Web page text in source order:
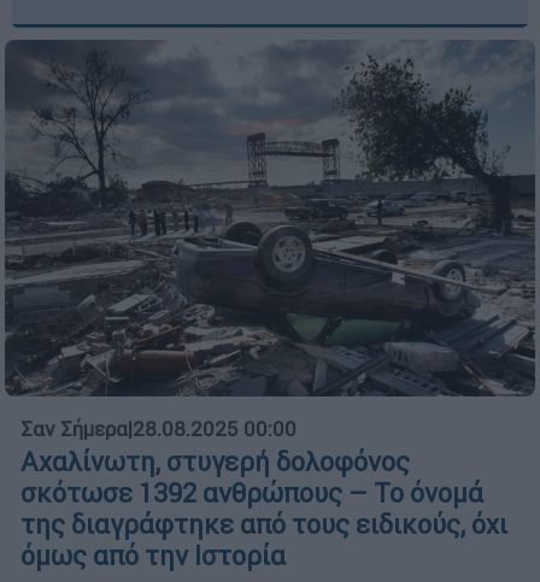
Σαν Σήμερα|28.08.2025 00:00
Αχαλίνωτη, στυγερή δολοφόνος
σκότωσε 1392 ανθρώπους – Το όνομά
της διαγράφτηκε από τους ειδικούς, όχι
όμως από την Ιστορία